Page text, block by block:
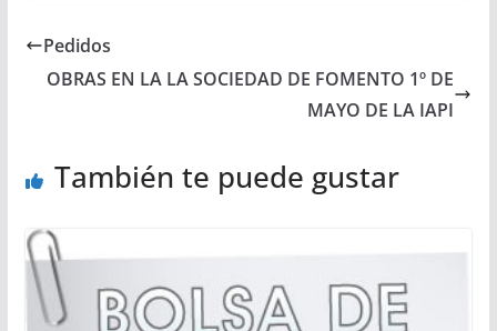
Pedidos
OBRAS EN LA LA SOCIEDAD DE FOMENTO 1º DE
MAYO DE LA IAPI
También te puede gustar